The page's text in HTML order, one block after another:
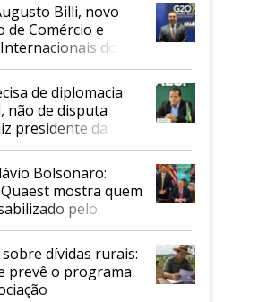
Billi, novo
de Comércio e
do
de diplomacia
não de disputa
presidente da
Bolsonaro:
mostra quem
pelo
EUA
dívidas rurais:
prevê o programa